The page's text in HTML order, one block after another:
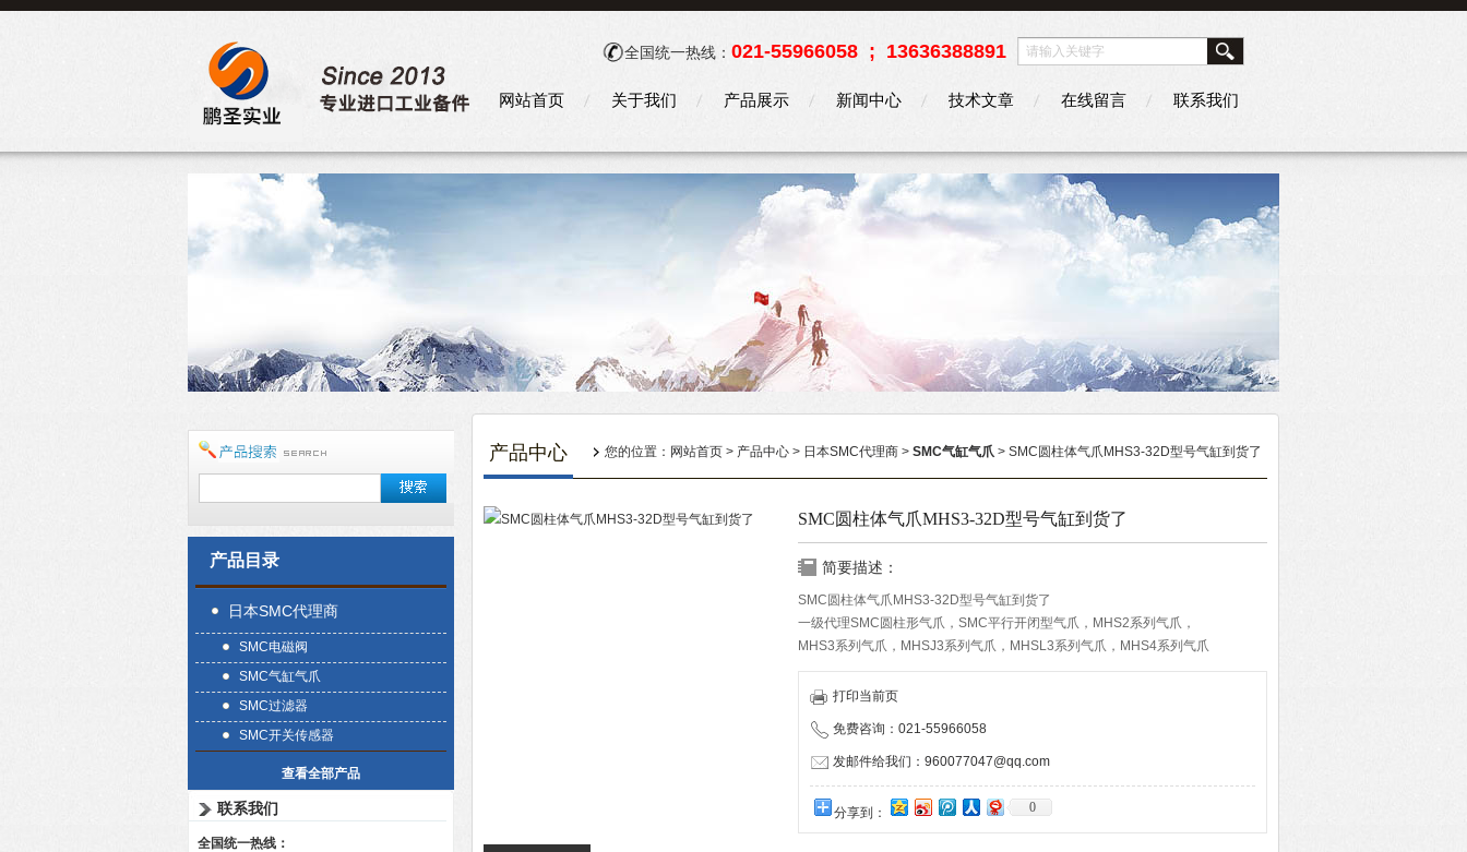
全国统一热线： 021-55966058 ; 13636388891
网站首页 关于我们 产品展示 新闻中心 技术文章 在线留言 联系我们
产品目录
日本SMC代理商
SMC电磁阀
SMC气缸气爪
SMC过滤器
SMC开关传感器
查看全部产品
联系我们
全国统一热线：
产品中心 您的位置： 网站首页 > 产品中心 > 日本SMC代理商 > SMC气缸气爪 > SMC圆柱体气爪MHS3-32D型号气缸到货了
SMC圆柱体气爪MHS3-32D型号气缸到货了
简要描述：
SMC圆柱体气爪MHS3-32D型号气缸到货了
一级代理SMC圆柱形气爪，SMC平行开闭型气爪，MHS2系列气爪，
MHS3系列气爪，MHSJ3系列气爪，MHSL3系列气爪，MHS4系列气爪
打印当前页
免费咨询：021-55966058
发邮件给我们：960077047@qq.com
分享到： 0